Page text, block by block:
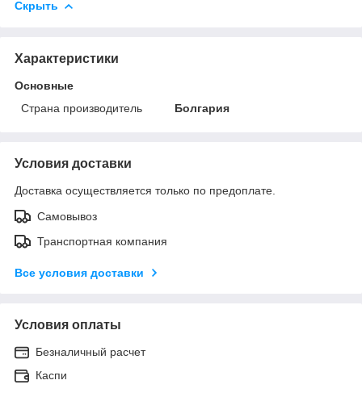
Скрыть
Характеристики
Основные
Страна производитель
Болгария
Условия доставки
Доставка осуществляется только по предоплате.
Самовывоз
Транспортная компания
Все условия доставки
Условия оплаты
Безналичный расчет
Каспи